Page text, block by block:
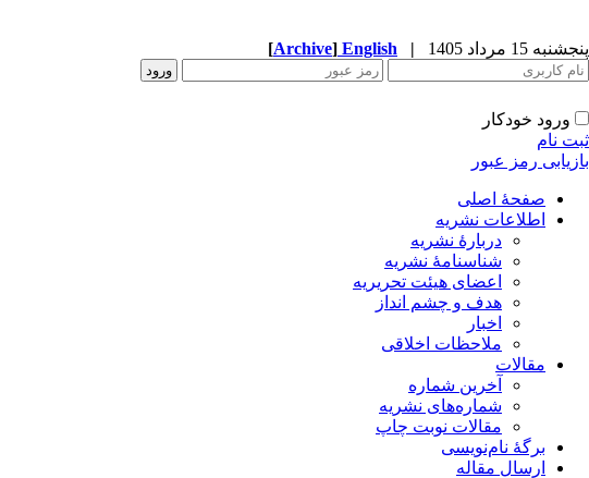
پنجشنبه 15 مرداد 1405 |
English
[Archive]
ورود خودکار
ثبت نام
بازیابی رمز عبور
صفحۀ اصلی
اطلاعات نشریه
دربارۀ نشریه
شناسنامۀ نشریه
اعضای هیئت تحریریه
هدف و چشم انداز
اخبار
ملاحظات اخلاقی
مقالات
آخرین شماره
شماره‌های نشریه
مقالات نوبت چاپ
برگۀ نام‌نویسی
ارسال مقاله